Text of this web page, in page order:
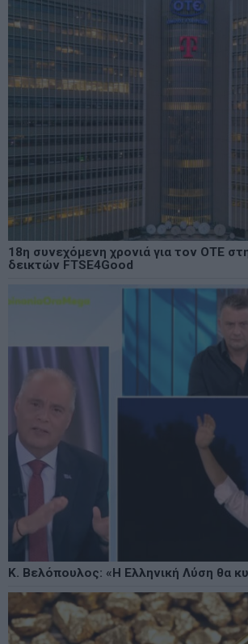
18η συνεχόμενη χρονιά για τον ΟΤΕ
δεικτών FTSE4Good
Κ. Βελόπουλος: «Η Ελληνική Λύση θα